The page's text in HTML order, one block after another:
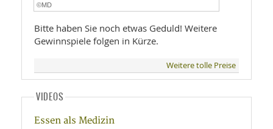
©MD
Bitte haben Sie noch etwas Geduld! Weitere
Gewinnspiele folgen in Kürze.
Weitere tolle Preise
VIDEOS
Essen als Medizin